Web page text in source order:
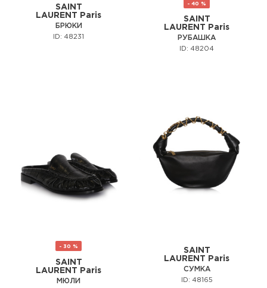
SAINT
LAURENT Paris
БРЮКИ
ID: 48231
- 40 %
SAINT
LAURENT Paris
РУБАШКА
ID: 48204
- 30 %
SAINT
LAURENT Paris
МЮЛИ
SAINT
LAURENT Paris
СУМКА
ID: 48165